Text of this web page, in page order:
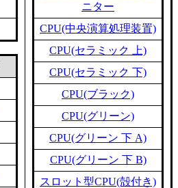
ニター
CPU(中央演算処理装置)
CPU(セラミック 上)
CPU(セラミック 下)
CPU(ブラック)
CPU(グリーン)
CPU(グリーン 下 A)
CPU(グリーン 下 B)
スロット型CPU(殻付き)